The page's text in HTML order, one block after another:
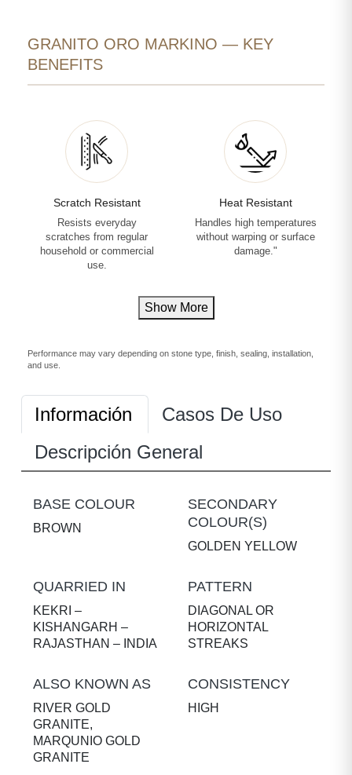
GRANITO ORO MARKINO — KEY
BENEFITS
Scratch Resistant
Resists everyday
scratches from regular
household or commercial
use.
Heat Resistant
Handles high temperatures
without warping or surface
damage."
Show More
Performance may vary depending on stone type, finish, sealing, installation,
and use.
Información
Casos De Uso
Descripción General
BASE COLOUR
BROWN
SECONDARY
COLOUR(S)
GOLDEN YELLOW
QUARRIED IN
KEKRI –
KISHANGARH –
RAJASTHAN – INDIA
PATTERN
DIAGONAL OR
HORIZONTAL
STREAKS
ALSO KNOWN AS
RIVER GOLD
GRANITE,
MARQUNIO GOLD
GRANITE
CONSISTENCY
HIGH